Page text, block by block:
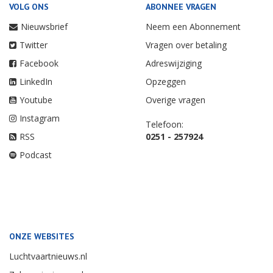
VOLG ONS
Nieuwsbrief
Twitter
Facebook
LinkedIn
Youtube
Instagram
RSS
Podcast
ABONNEE VRAGEN
Neem een Abonnement
Vragen over betaling
Adreswijziging
Opzeggen
Overige vragen
Telefoon:
0251 - 257924
ONZE WEBSITES
Luchtvaartnieuws.nl